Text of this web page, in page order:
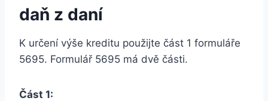
daň z daní
K určení výše kreditu použijte část 1 formuláře
5695. Formulář 5695 má dvě části.
Část 1: